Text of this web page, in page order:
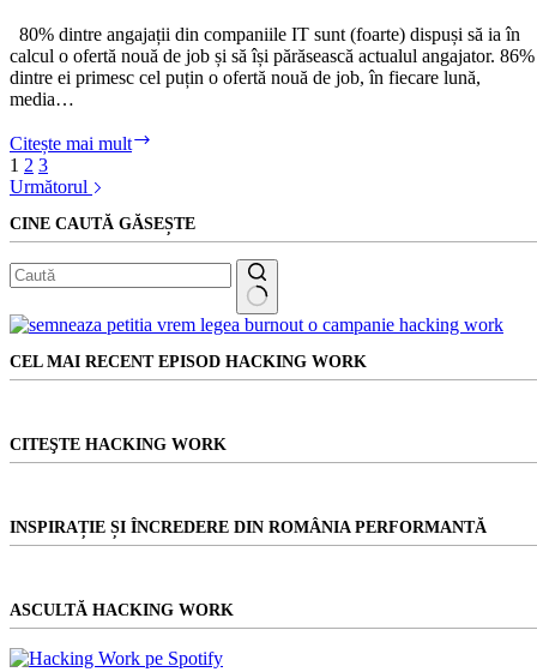
80% dintre angajații din companiile IT sunt (foarte) dispuși să ia în
calcul o ofertă nouă de job și să își părăsească actualul angajator. 86%
dintre ei primesc cel puțin o ofertă nouă de job, în fiecare lună,
media…
Citește mai mult
talente
va
fi
și
sângeros
în
2020
1 2 3
Următorul
CINE CAUTĂ GĂSEȘTE
Niciun
CEL MAI RECENT EPISOD HACKING WORK
CITEŞTE HACKING WORK
INSPIRAȚIE ȘI ÎNCREDERE DIN ROMÂNIA PERFORMANTĂ
ASCULTĂ HACKING WORK